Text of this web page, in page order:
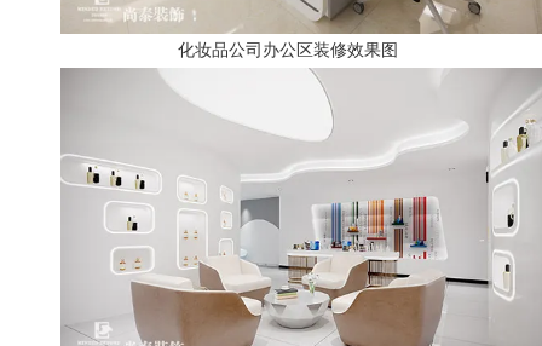
化妆品公司办公区装修效果图